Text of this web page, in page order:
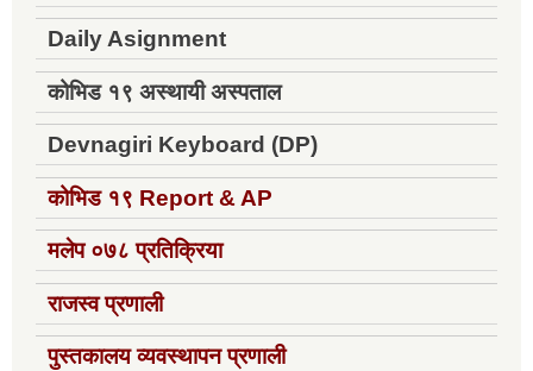
Daily Asignment
कोभिड १९ अस्थायी अस्पताल
Devnagiri Keyboard (DP)
कोभिड १९ Report & AP
मलेप ०७८ प्रतिक्रिया
राजस्व प्रणाली
पुस्तकालय व्यवस्थापन प्रणाली